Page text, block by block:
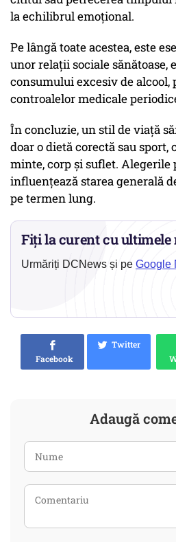
la echilibrul emoțional.
Pe lângă toate acestea, este
unor relații sociale sănătoase,
consumului excesiv de alcool,
controalelor medicale
În concluzie, un stil de viață
doar o dietă corectă sau
minte, corp și suflet. Alegerile
influențează starea generală
pe termen lung.
Fiți la curent cu ultimele
Urmăriți DCNews și pe Google
Facebook
Twitter
Adaugă